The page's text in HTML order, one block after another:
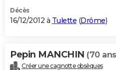
Décès
16/12/2012 à Tulette (Drôme)
Pepin MANCHIN (70
Créer une cagnotte obsèques